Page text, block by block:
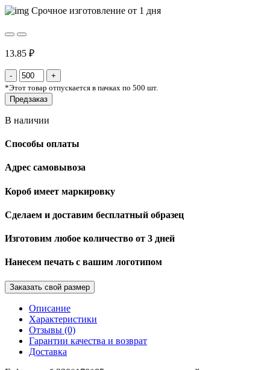
Срочное изготовление от 1 дня
13.85 ₽
*Этот товар отпускается в пачках по 500 шт.
Предзаказ
В наличии
Способы оплаты
Адрес самовывоза
Короб имеет маркировку
Сделаем и доставим бесплатный образец
Изготовим любое количество от 3 дней
Нанесем печать с вашим логотипом
Заказать свой размер
Описание
Характеристики
Отзывы (0)
Гарантии качества и возврат
Доставка